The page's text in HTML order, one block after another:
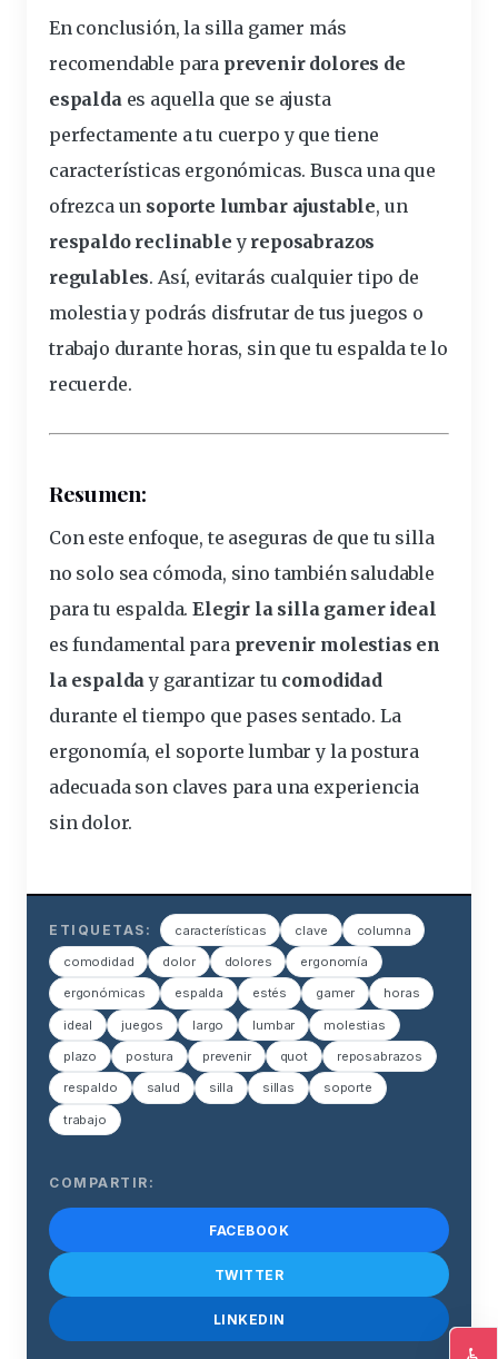
En conclusión, la silla gamer más
recomendable para prevenir dolores de
espaldaes aquella que se ajusta
perfectamente a tu cuerpo y que tiene
características ergonómicas. Busca una que
ofrezca un soporte lumbar ajustable, un
respaldo reclinable y reposabrazos
regulables. Así, evitarás cualquier tipo de
molestia y podrás disfrutar de tus juegos o
trabajo durante horas, sin que tu espalda te lo
recuerde.
Resumen:
Con este enfoque, te aseguras de que tu silla
no solo sea cómoda, sino también saludable
para tu espalda.Elegir la silla gamer ideal
es fundamental para prevenir molestias en
la espalday garantizar tu comodidad
durante el tiempo que pases sentado. La
ergonomía, el soporte lumbar y la postura
adecuada son claves para una experiencia
sin dolor.
ETIQUETAS: características clave columna
comodidad dolor dolores ergonomía
ergonómicas espalda estés gamer horas
ideal juegos largo lumbar molestias
plazo postura prevenir quot reposabrazos
respaldo salud silla sillas soporte
trabajo
COMPARTIR:
FACEBOOK
TWITTER
LINKEDIN